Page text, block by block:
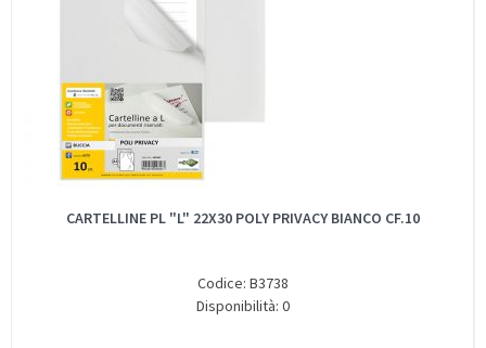
CARTELLINE PL "L" 22X30 POLY PRIVACY BIANCO CF.10
Codice: B3738
Disponibilità: 0